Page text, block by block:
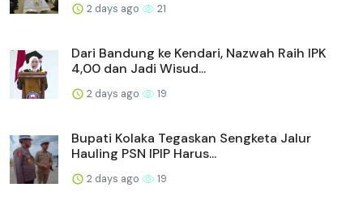
2 days ago 21
Dari Bandung ke Kendari, Nazwah Raih IPK
4,00 dan Jadi Wisud...
2 days ago 19
Bupati Kolaka Tegaskan Sengketa Jalur
Hauling PSN IPIP Harus...
2 days ago 19